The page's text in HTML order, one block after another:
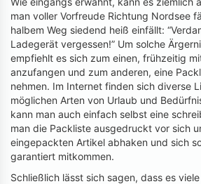
man voller Vorfreude Richtung Nordsee
halbem Weg siedend heiß einfällt:
Ladegerät vergessen!” Um solche
empfiehlt es sich zum einen, frühzeitig
anzufangen und zum anderen, eine
nehmen. Im Internet finden sich diverse
möglichen Arten von Urlaub und
kann man auch einfach selbst eine
man die Packliste ausgedruckt vor sich
eingepackten Artikel abhaken und sich
garantiert mitkommen.
Schließlich lässt sich sagen, dass es